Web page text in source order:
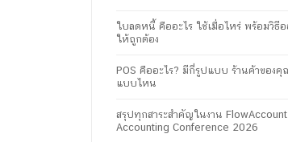
ใบลดหนี้ คืออะไร ใช้เมื่อไหร่ พร้อมวิธี
ให้ถูกต้อง
POS คืออะไร? มีกี่รูปแบบ ร้านค้าของคุ
แบบไหน
สรุปทุกสาระสำคัญในงาน FlowAccount
Accounting Conference 2026